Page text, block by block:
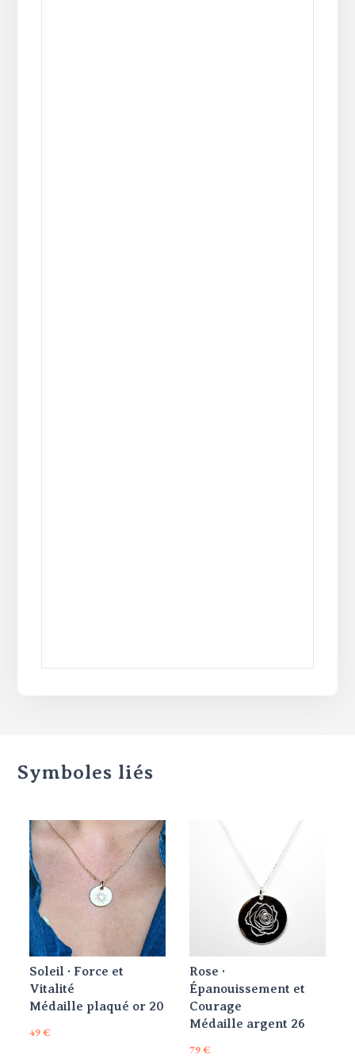
Symboles liés
Soleil · Force et
Vitalité
Médaille plaqué or 20
49€
Rose ·
Épanouissement et
Courage
Médaille argent 26
79€